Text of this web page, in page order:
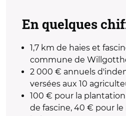
En quelques
1,7 km de haies et
commune de
2 000 € annuels
versées aux 10
100 € pour la
de fascine, 40 € pour